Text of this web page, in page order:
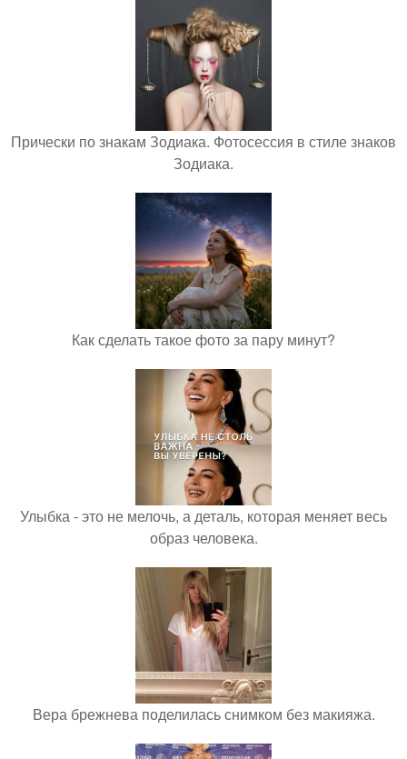
Прически по знакам Зодиака. Фотосессия в стиле знаков
Зодиака.
Как сделать такое фото за пару минут?
Улыбка - это не мелочь, а деталь, которая меняет весь
образ человека.
Вера брежнева поделилась снимком без макияжа.